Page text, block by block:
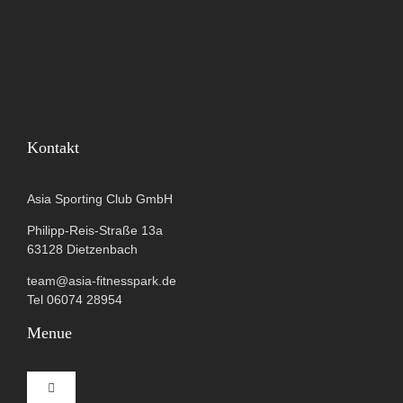
Kontakt
Asia Sporting Club GmbH
Philipp-Reis-Straße 13a
63128 Dietzenbach
team@asia-fitnesspark.de
Tel 06074 28954
Menue
Toggle